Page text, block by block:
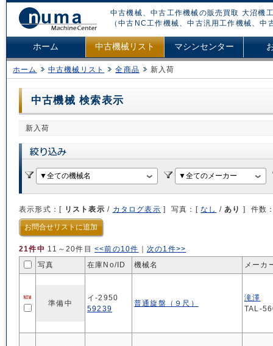
中古機械、中古工作機械の販売買取 大沼機
（中古NC工作機械、中古汎用工作機械、
ホーム 中古機械リスト マシンセンター
ホーム 中古機械リスト 全商品 新入荷
中古機械 検索表示
新入荷
表示形式：[ リスト表示 / カタログ表示 ] 写真：[ なし / あり ] 件数
お問合せリストに追加
21件中 11～20件目 <<前の10件 ｜ 次の1件>>
写真
在庫No/ID 機械名 メーカ
準備中
イ-2950
59239
普通旋盤（９尺）
滝澤
TAL-